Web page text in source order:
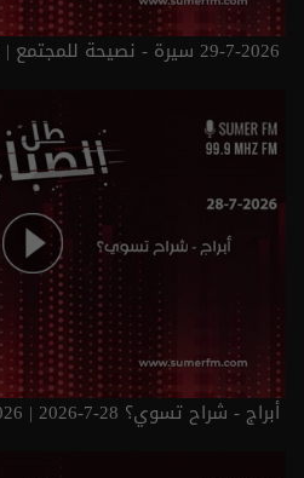
29-7-2026 سيرة - نصيحة للمجتمع | 2026
أبراج - شراح تسوي؟ 28-7-2026 | 2026